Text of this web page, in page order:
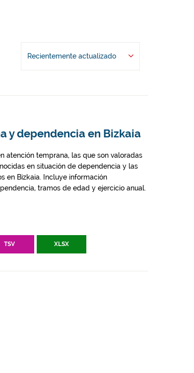
Recientemente actualizado
y dependencia en Bizkaia
atención temprana, las que son valoradas
en situación de dependencia y las
en Bizkaia. Incluye información
tramos de edad y ejercicio anual.
TSV XLSX